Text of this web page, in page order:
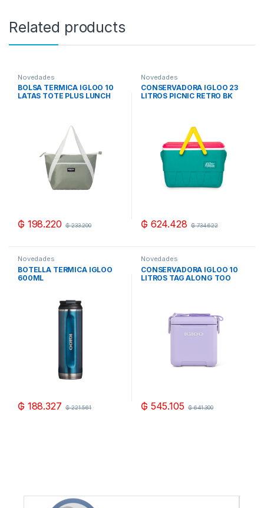
Related products
Novedades
BOLSA TERMICA IGLOO 10
LATAS TOTE PLUS LUNCH
₲ 198.220 ₲233.200
Novedades
CONSERVADORA IGLOO 23
LITROS PICNIC RETRO BK
₲ 624.428 ₲734.622
Novedades
BOTELLA TERMICA IGLOO
600ML
₲ 188.327 ₲221.561
Novedades
CONSERVADORA IGLOO 10
LITROS TAG ALONG TOO
₲ 545.105 ₲641.300